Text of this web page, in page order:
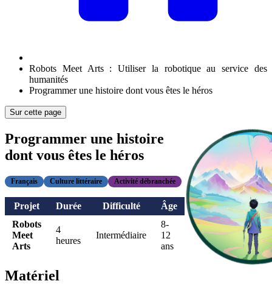
Robots Meet Arts : Utiliser la robotique au service des
humanités
Programmer une histoire dont vous êtes le héros
Sur cette page
Programmer une histoire
dont vous êtes le héros
Français Culture littéraire Activité débranchée
Projet Durée Difficulté
Âge
Robots
Meet
Arts
4
heures
Intermédiaire
8-
12
ans
Matériel